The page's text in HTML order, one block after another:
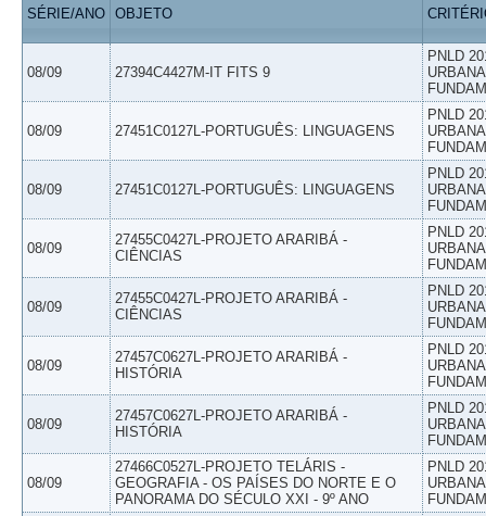
SÉRIE/ANO OBJETO
08/09 27394C4427M-IT FITS 9
PNLD
08/09 27451C0127L-PORTUGUÊS: LINGUAGENS
PNLD
08/09 27451C0127L-PORTUGUÊS: LINGUAGENS
PNLD
08/09
27455C0427L-PROJETO ARARIBÁ -
CIÊNCIAS
PNLD
08/09
27455C0427L-PROJETO ARARIBÁ -
CIÊNCIAS
PNLD
08/09
27457C0627L-PROJETO ARARIBÁ -
HISTÓRIA
PNLD
08/09
27457C0627L-PROJETO ARARIBÁ -
HISTÓRIA
PNLD
08/09
27466C0527L-PROJETO TELÁRIS -
GEOGRAFIA - OS PAÍSES DO NORTE E O
PANORAMA DO SÉCULO XXI - 9º ANO
PNLD